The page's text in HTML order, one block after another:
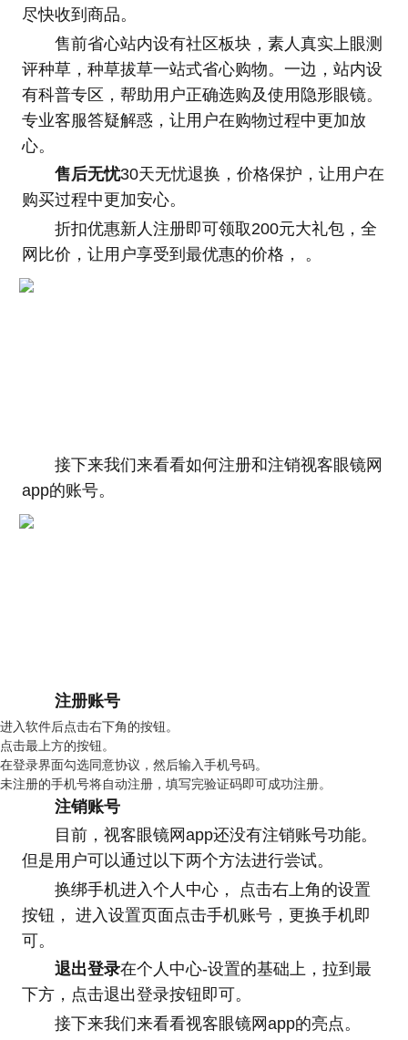
尽快收到商品。
售前省心站内设有社区板块，素人真实上眼测
评种草，种草拔草一站式省心购物。一边，站内设
有科普专区，帮助用户正确选购及使用隐形眼镜。
专业客服答疑解惑，让用户在购物过程中更加放
心。
售后无忧30天无忧退换，价格保护，让用户在
购买过程中更加安心。
折扣优惠新人注册即可领取200元大礼包，全
网比价，让用户享受到最优惠的价格， 。
接下来我们来看看如何注册和注销视客眼镜网
app的账号。
注册账号
进入软件后点击右下角的按钮。
点击最上方的按钮。
在登录界面勾选同意协议，然后输入手机号码。
未注册的手机号将自动注册，填写完验证码即可成功注册。
注销账号
目前，视客眼镜网app还没有注销账号功能。
但是用户可以通过以下两个方法进行尝试。
换绑手机进入个人中心， 点击右上角的设置
按钮， 进入设置页面点击手机账号，更换手机即
可。
退出登录在个人中心-设置的基础上，拉到最
下方，点击退出登录按钮即可。
接下来我们来看看视客眼镜网app的亮点。